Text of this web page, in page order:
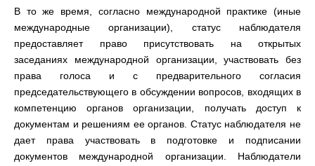
В то же время, согласно международной практике (иные
международные организации), статус наблюдателя
предоставляет право присутствовать на открытых
заседаниях международной организации, участвовать без
права голоса и с предварительного согласия
председательствующего в обсуждении вопросов, входящих в
компетенцию органов организации, получать доступ к
документам и решениям ее органов. Статус наблюдателя не
дает права участвовать в подготовке и подписании
документов международной организации. Наблюдатели